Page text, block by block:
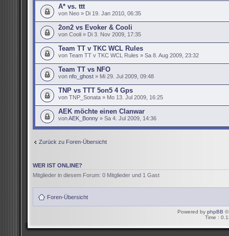
A* vs. ttt
von Neo » Di 19. Jan 2010, 06:35
2on2 vs Evoker & Cooli
von Cooli » Di 3. Nov 2009, 17:35
Team TT v TKC WCL Rules
von Team TT v TKC WCL Rules » Sa 8. Aug 2009, 23:32
Team TT vs NFO
von nfo_ghost » Mi 29. Jul 2009, 09:48
TNP vs TTT 5on5 4 Gps
von TNP_Sonata » Mo 13. Jul 2009, 16:25
AEK möchte einen Clanwar
vonAEK_Bonny » Sa 4. Jul 2009, 14:36
Zurück zu Foren-Übersicht
WER IST ONLINE?
Mitglieder in diesem Forum: 0 Mitglieder und 1 Gast
Foren-Übersicht
Powered by phpBB ©
Time :